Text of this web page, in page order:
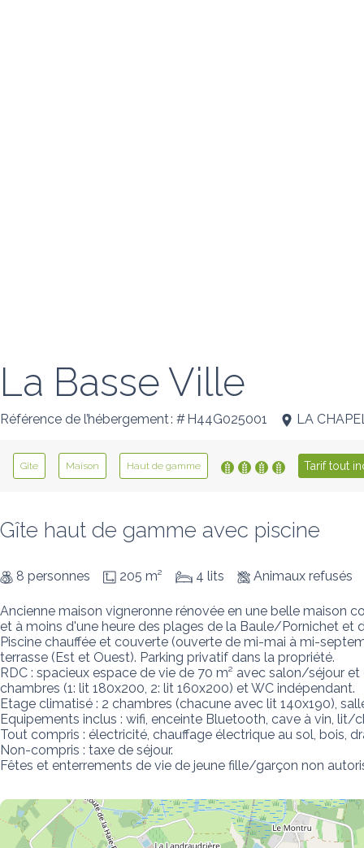
La Basse Ville
Référence de l’hébergement : # H44G025001 LA
Gîte Maison Haut de gamme Tarif tout
Gîte haut de gamme avec piscine
8 personnes 205 m² 4 lits Animaux refusés
Ancienne maison vigneronne rénovée en une belle maison
et à moins d'une heure des plages de la Baule/Pornichet et
Piscine chauffée et couverte (ouverte de mi-mai à mi-
terrasse (Est et Ouest). Parking privatif dans la propriété.
RDC : spacieux espace de vie de 70 m² avec salon/séjour
chambres (1: lit 180x200, 2: lit 160x200) et WC indépendant.
Etage climatisé : 2 chambres (chacune avec lit 140x190),
Equipements inclus : wifi, enceinte Bluetooth, cave à vin, lit/
Tout compris : électricité, chauffage électrique au sol, bois,
Non-compris : taxe de séjour.
Fêtes et enterrements de vie de jeune fille/garçon non